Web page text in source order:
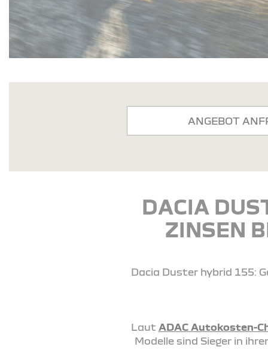
ANGEBOT
DACIA
ZINSEN
Dacia Duster hybrid 155:
Laut ADAC Autokosten-
Modelle sind Sieger in